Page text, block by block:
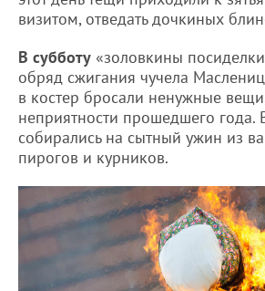
визитом, отведать дочкиных
В субботу «золовкины
обряд сжигания чучела
в костер бросали ненужные
неприятности прошедшего года.
собирались на сытный ужин из
пирогов и курников.